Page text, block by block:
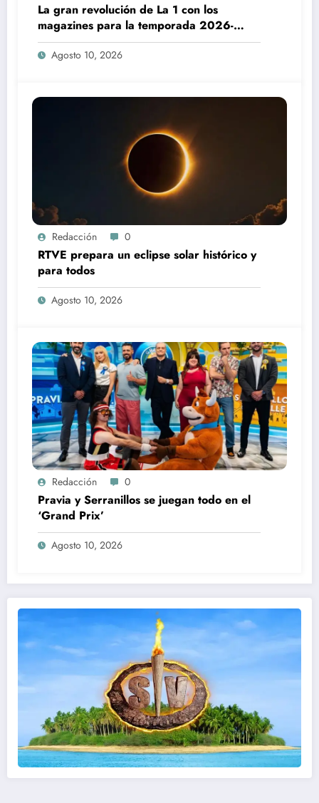
La gran revolución de La 1 con los
magazines para la temporada 2026-
2027
Agosto 10, 2026
Redacción 0
RTVE prepara un eclipse solar histórico y
para todos
Agosto 10, 2026
Redacción 0
Pravia y Serranillos se juegan todo en el
‘Grand Prix’
Agosto 10, 2026